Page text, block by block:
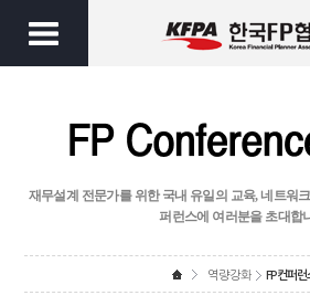
재무설계 전문가를 위한 국내 유일의 교육, 네트워
퍼런스에 여러분을 초대합
역량강화 FP컨퍼런